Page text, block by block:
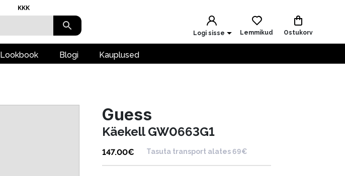
KKK
Logi sisse Lemmikud Ostukorv
Lookbook Blogi Kauplused
Guess
Käekell GW0663G1
147.00€ Tasuta transport alates 69€